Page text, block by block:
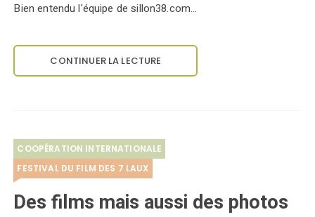
Bien entendu l'équipe de sillon38.com…
CONTINUER LA LECTURE
COOPÉRATION INTERNATIONALE
FESTIVAL DU FILM DES 7 LAUX
Des films mais aussi des photos